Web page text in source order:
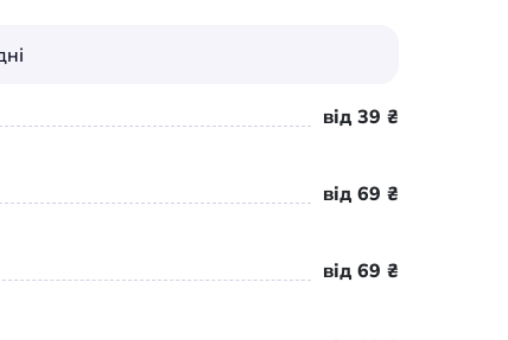
від 39 ₴
від 69 ₴
від 69 ₴